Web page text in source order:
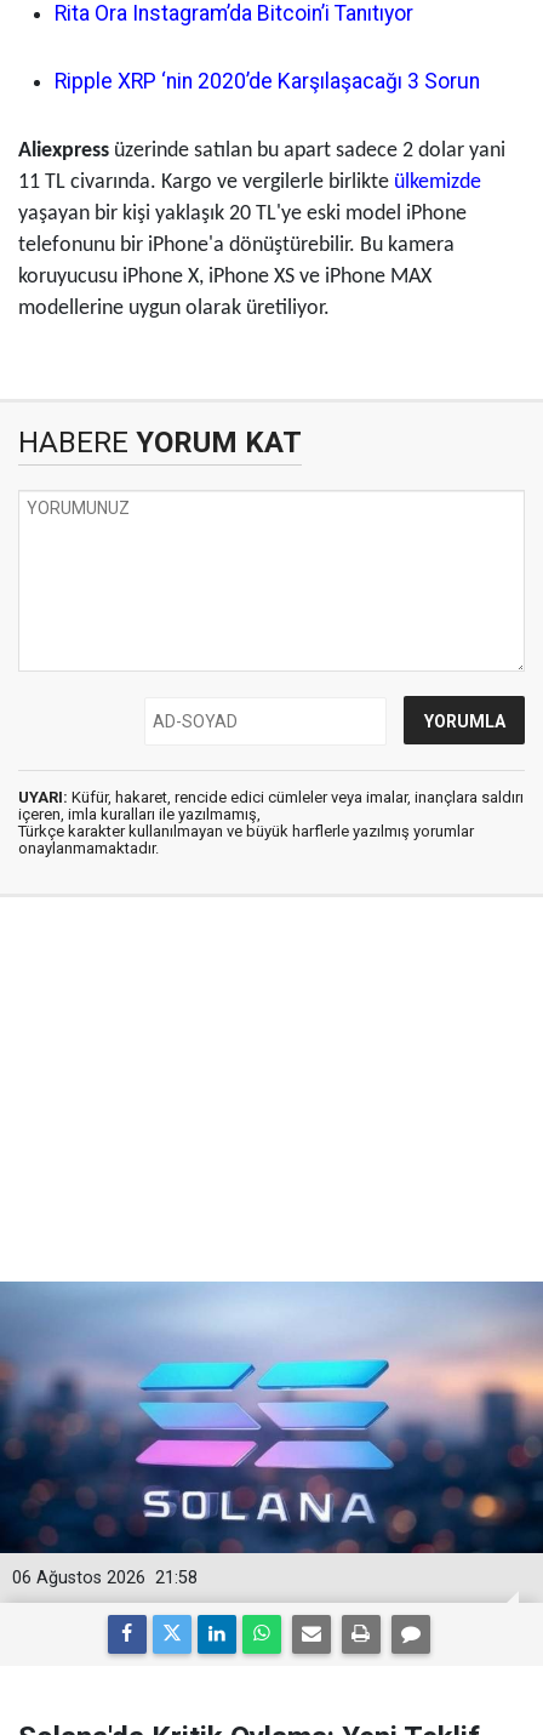
Rita Ora Instagram’da Bitcoin’i Tanıtıyor
Ripple XRP ‘nin 2020’de Karşılaşacağı 3 Sorun
Aliexpress üzerinde satılan bu apart sadece 2 dolar yani
11 TL civarında. Kargo ve vergilerle birlikte ülkemizde
yaşayan bir kişi yaklaşık 20 TL'ye eski model iPhone
telefonunu bir iPhone'a dönüştürebilir. Bu kamera
koruyucusu iPhone X, iPhone XS ve iPhone MAX
modellerine uygun olarak üretiliyor.
HABERE YORUM KAT
UYARI: Küfür, hakaret, rencide edici cümleler veya imalar, inançlara saldırı
içeren, imla kuralları ile yazılmamış,
Türkçe karakter kullanılmayan ve büyük harflerle yazılmış yorumlar
onaylanmamaktadır.
21:58
06 Ağustos 2026